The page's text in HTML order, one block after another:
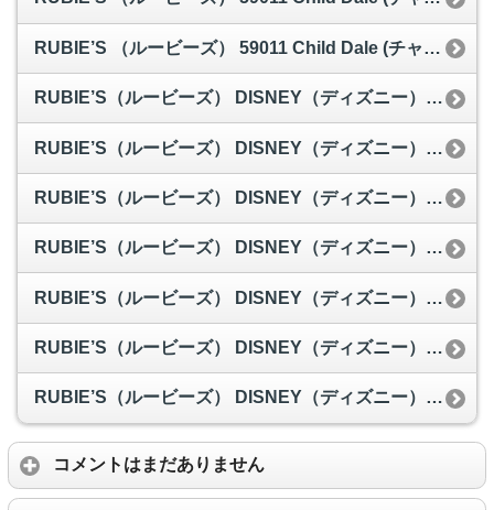
RUBIE’S （ルービーズ） 59011 Child Dale (チャイルドデール) デールMサイズ
RUBIE’S（ルービーズ） DISNEY（ディズニー） コスプレ ピーターパンシリーズ Child Peter Pan（ピーター・パン） Mサイズ
RUBIE’S（ルービーズ） DISNEY（ディズニー） コスプレ PIRATES of the CARIBEAN（パイレーツ・オブ・カリビアン）シリーズ Adult Jack Sparrow（ジャッ・スパロウ） Stdサイズ
RUBIE’S（ルービーズ） DISNEY（ディズニー） コスプレ PRINCESS（プリンセス）シリーズ アラジン Child Jasmine（ジャスミン） Sサイズ
RUBIE’S（ルービーズ） DISNEY（ディズニー） コスプレ PRINCESS（プリンセス）シリーズ 白雪姫 Child DX Snow White（チャイルド スノウ ホワイト） Sサイズ
RUBIE’S（ルービーズ） DISNEY（ディズニー） コスプレ PRINCESS（プリンセス）シリーズ 美女と野獣 Adult Belle（ベル） Stdサイズ
RUBIE’S（ルービーズ） DISNEY（ディズニー） コスプレ Baby Stitch（スティッチ） Todサイズ
RUBIE’S（ルービーズ） DISNEY（ディズニー） コスプレ くまのプーさん Baby Pooh（プー） Infサイズ
コメントはまだありません